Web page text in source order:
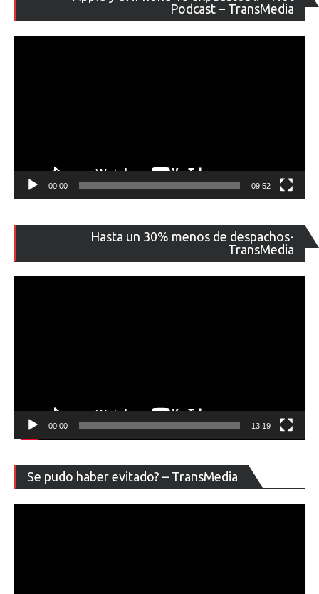
Podcast – TransMedia
de
00:00 09:52
Hasta un 30% menos de despachos-
TransMedia
de
00:00 13:19
Se pudo haber evitado? – TransMedia
de